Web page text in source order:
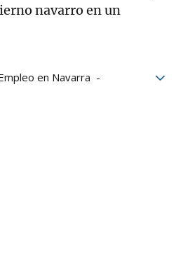
navarro en un
en Navarra